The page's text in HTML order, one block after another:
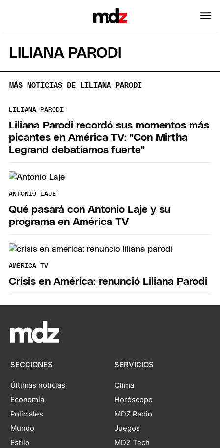
LILIANA PARODI
MÁS NOTICIAS DE LILIANA PARODI
LILIANA PARODI
Liliana Parodi recordó sus momentos más
picantes en América TV: "Con Mirtha
Legrand debatíamos fuerte"
ANTONIO LAJE
Qué pasará con Antonio Laje y su
programa en América TV
AMÉRICA TV
Crisis en América: renunció Liliana Parodi
SECCIONES
Últimas noticias
Economía
Policiales
Mundo
Estilo
SERVICIOS
Clima
Horóscopo
MDZ Radio
Juegos
MDZ Tech